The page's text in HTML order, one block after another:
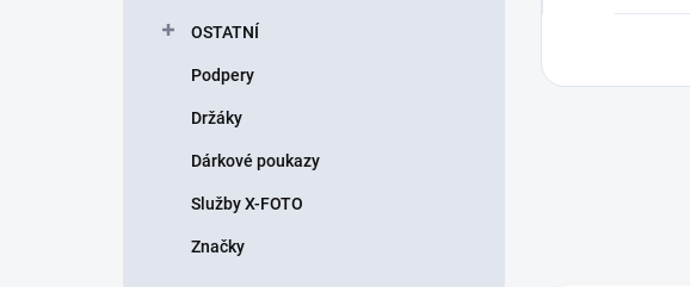
OSTATNÍ
Podpery
Držáky
Dárkové poukazy
Služby X-FOTO
Značky